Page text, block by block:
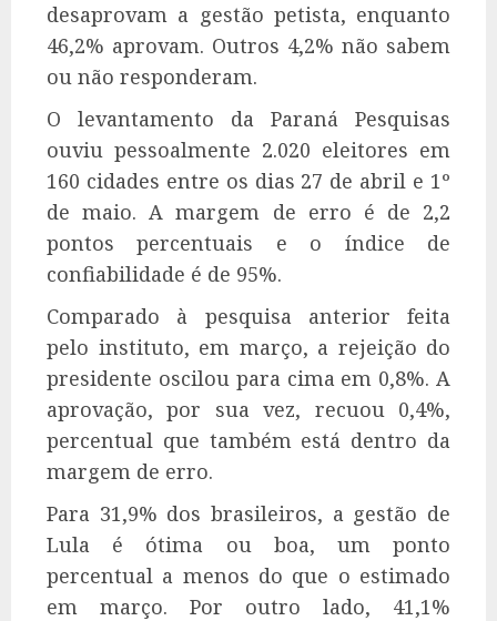
desaprovam a gestão petista, enquanto
46,2% aprovam. Outros 4,2% não sabem
ou não responderam.
O levantamento da Paraná Pesquisas
ouviu pessoalmente 2.020 eleitores em
160 cidades entre os dias 27 de abril e 1º
de maio. A margem de erro é de 2,2
pontos percentuais e o índice de
confiabilidade é de 95%.
Comparado à pesquisa anterior feita
pelo instituto, em março, a rejeição do
presidente oscilou para cima em 0,8%. A
aprovação, por sua vez, recuou 0,4%,
percentual que também está dentro da
margem de erro.
Para 31,9% dos brasileiros, a gestão de
Lula é ótima ou boa, um ponto
percentual a menos do que o estimado
em março. Por outro lado, 41,1%